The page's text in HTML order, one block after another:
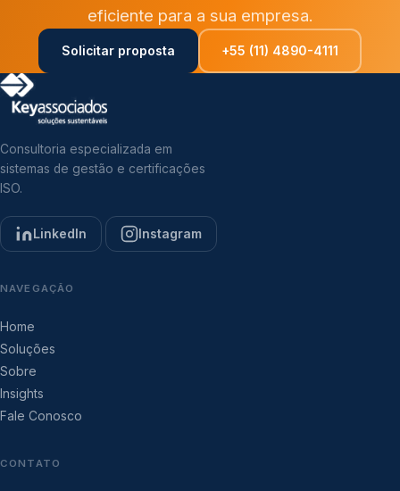
eficiente para a sua empresa.
Solicitar proposta +55 (11) 4890-4111
Consultoria especializada em
sistemas de gestão e certificações
ISO.
LinkedIn Instagram
NAVEGAÇÃO
Home
Soluções
Sobre
Insights
Fale Conosco
CONTATO